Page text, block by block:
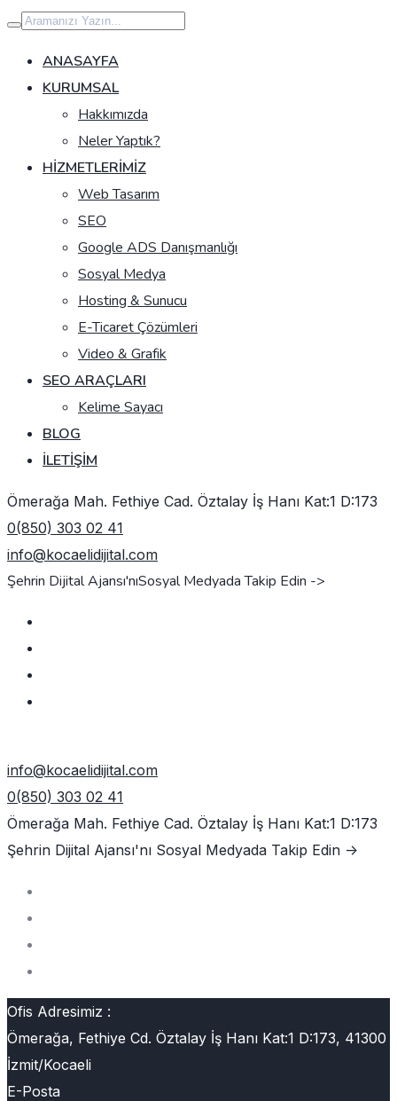
İçeriğe
geç
ANASAYFA
KURUMSAL
Hakkımızda
Neler Yaptık?
HIZMETLERIMIZ
Web Tasarım
SEO
Google ADS Danışmanlığı
Sosyal Medya
Hosting & Sunucu
E-Ticaret Çözümleri
Video & Grafik
SEO ARAÇLARI
Kelime Sayacı
BLOG
İLETIŞIM
Ömerağa Mah. Fethiye Cad. Öztalay İş Hanı Kat:1 D:173
0(850) 303 02 41
info@kocaelidijital.com
Şehrin Dijital Ajansı'nıSosyal Medyada Takip Edin ->
info@kocaelidijital.com
0(850) 303 02 41
Ömerağa Mah. Fethiye Cad. Öztalay İş Hanı Kat:1 D:173
Şehrin Dijital Ajansı'nı Sosyal Medyada Takip Edin ->
Ofis Adresimiz :
Ömerağa, Fethiye Cd. Öztalay İş Hanı Kat:1 D:173, 41300
İzmit/Kocaeli
E-Posta